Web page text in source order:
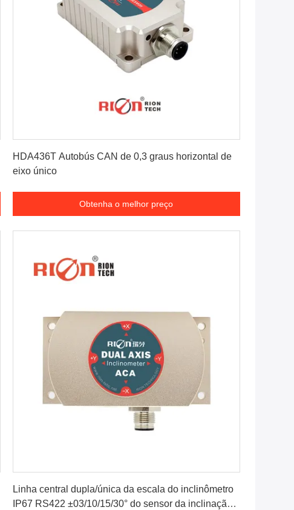
HDA436T Autobús CAN de 0,3 graus horizontal de
eixo único
Obtenha o melhor preço
Linha central dupla/única da escala do inclinômetro
IP67 RS422 ±03/10/15/30° do sensor da inclinação